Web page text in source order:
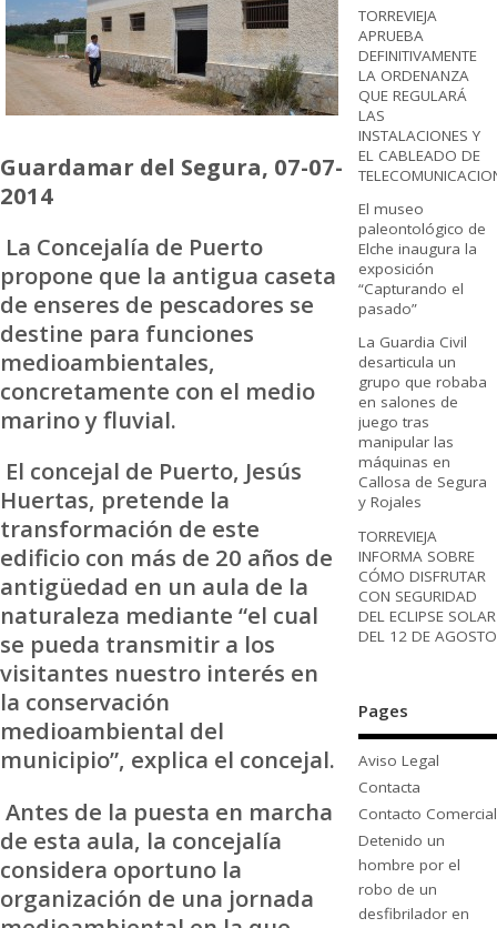
Guardamar del Segura, 07-07-
2014
La Concejalía de Puerto
propone que la antigua caseta
de enseres de pescadores se
destine para funciones
medioambientales,
concretamente con el medio
marino y fluvial.
El concejal de Puerto, Jesús
Huertas, pretende la
transformación de este
edificio con más de 20 años de
antigüedad en un aula de la
naturaleza mediante “el cual
se pueda transmitir a los
visitantes nuestro interés en
la conservación
medioambiental del
municipio”, explica el concejal.
Antes de la puesta en marcha
de esta aula, la concejalía
considera oportuno la
organización de una jornada
TORREVIEJA
APRUEBA
DEFINITIVAMENTE
LA ORDENANZA
QUE REGULARÁ
LAS
INSTALACIONES Y
EL CABLEADO DE
El museo
paleontológico de
Elche inaugura la
exposición
“Capturando el
pasado”
La Guardia Civil
desarticula un
grupo que robaba
en salones de
juego tras
manipular las
máquinas en
Callosa de Segura
y Rojales
TORREVIEJA
INFORMA SOBRE
CÓMO DISFRUTAR
CON SEGURIDAD
DEL ECLIPSE SOLAR
DEL 12 DE AGOSTO
Pages
Aviso Legal
Contacta
Contacto Comercial
Detenido un
hombre por el
robo de un
desfibrilador en